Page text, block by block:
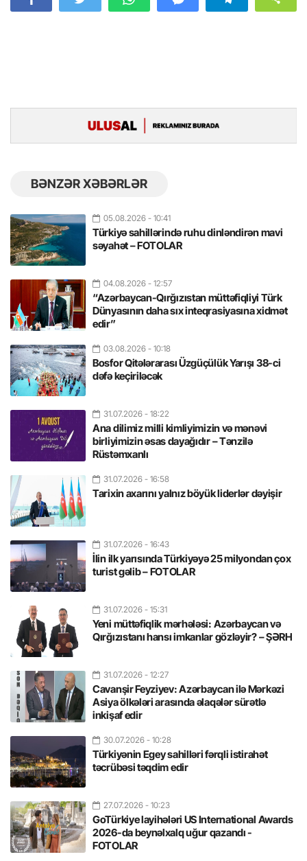
BƏNZƏR XƏBƏRLƏR
05.08.2026 - 10:41
Türkiyə sahillərində ruhu dinləndirən mavi
səyahət – FOTOLAR
04.08.2026 - 12:57
“Azərbaycan-Qırğızıstan müttəfiqliyi Türk
Dünyasının daha sıx inteqrasiyasına xidmət
edir”
03.08.2026 - 10:18
Bosfor Qitələrarası Üzgüçülük Yarışı 38-ci
dəfə keçiriləcək
31.07.2026 - 18:22
Ana dilimiz milli kimliyimizin və mənəvi
birliyimizin əsas dayağıdır – Tənzilə
Rüstəmxanlı
31.07.2026 - 16:58
Tarixin axarını yalnız böyük liderlər dəyişir
31.07.2026 - 16:43
İlin ilk yarısında Türkiyəyə 25 milyondan çox
turist gəlib – FOTOLAR
31.07.2026 - 15:31
Yeni müttəfiqlik mərhələsi: Azərbaycan və
Qırğızıstanı hansı imkanlar gözləyir? – ŞƏRH
31.07.2026 - 12:27
Cavanşir Feyziyev: Azərbaycan ilə Mərkəzi
Asiya ölkələri arasında əlaqələr sürətlə
inkişaf edir
30.07.2026 - 10:28
Türkiyənin Egey sahilləri fərqli istirahət
təcrübəsi təqdim edir
27.07.2026 - 10:23
GoTürkiye layihələri US International Awards
2026-da beynəlxalq uğur qazandı -
FOTOLAR